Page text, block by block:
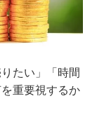
たい」「時間
重要視するか